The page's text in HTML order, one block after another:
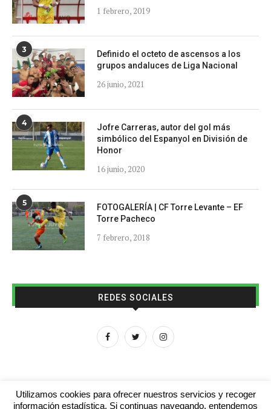
1 febrero, 2019
3
Definido el octeto de ascensos a los
grupos andaluces de Liga Nacional
26 junio, 2021
4
Jofre Carreras, autor del gol más
simbólico del Espanyol en División de
Honor
16 junio, 2020
5
FOTOGALERÍA | CF Torre Levante – EF
Torre Pacheco
7 febrero, 2018
REDES SOCIALES
Utilizamos cookies para ofrecer nuestros servicios y recoger
información estadística. Si continuas navegando, entendemos